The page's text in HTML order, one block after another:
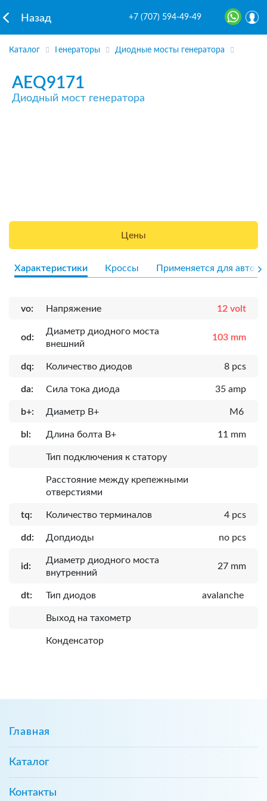
Назад +7 (707) 594-49-49
Каталог Генераторы Диодные мосты генератора
AEQ9171
Диодный мост генератора
Цены
Характеристики Кроссы Применяется для авто
vo: Напряжение 12 volt
od:
Диаметр диодного моста
внешний
103 mm
dq: Количество диодов 8 pcs
da: Сила тока диода 35 amp
b+: Диаметр B+ M6
bl: Длина болта B+ 11 mm
Тип подключения к статору
Расcтояние между крепежными
отверстиями
tq: Количество терминалов 4 pcs
dd: Допдиоды no pcs
id:
Диаметр диодного моста
внутренний
27 mm
dt: Тип диодов avalanche
Выход на тахометр
Конденсатор
Главная
Каталог
Контакты